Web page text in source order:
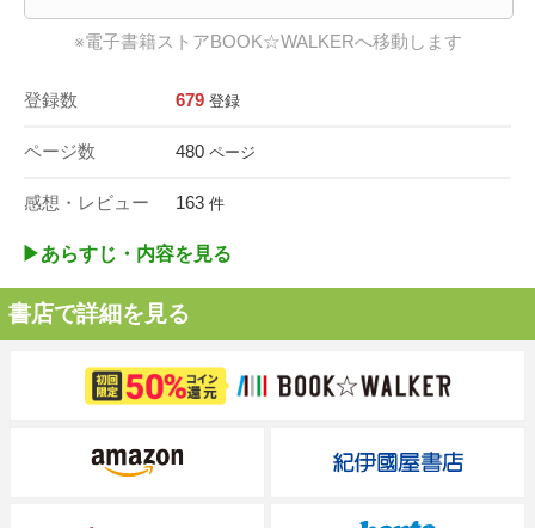
※電子書籍ストアBOOK☆WALKERへ移動します
登録数 679 登録
ページ数 480 ページ
感想・レビュー 163 件
▶︎あらすじ・内容を見る
書店で詳細を見る